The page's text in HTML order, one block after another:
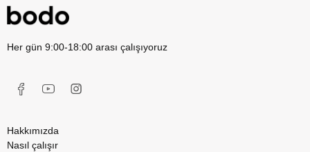
Her gün 9:00-18:00 arası çalışıyoruz
Hakkımızda
Nasıl çalışır